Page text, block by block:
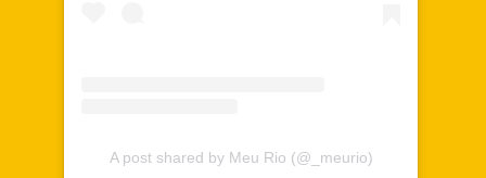
A post shared by Meu Rio (@_meurio)